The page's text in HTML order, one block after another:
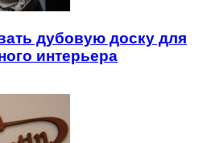
дубовую доску для
интерьера